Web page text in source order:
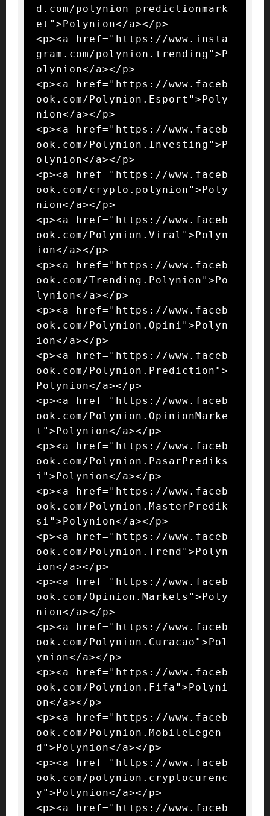
d.com/polynion_predictionmark
et">Polynion</a></p>
<p><a href="https://www.insta
gram.com/polynion.trending">P
olynion</a></p>
<p><a href="https://www.faceb
ook.com/Polynion.Esport">Poly
nion</a></p>
<p><a href="https://www.faceb
ook.com/Polynion.Investing">P
olynion</a></p>
<p><a href="https://www.faceb
ook.com/crypto.polynion">Poly
nion</a></p>
<p><a href="https://www.faceb
ook.com/Polynion.Viral">Polyn
ion</a></p>
<p><a href="https://www.faceb
ook.com/Trending.Polynion">Po
lynion</a></p>
<p><a href="https://www.faceb
ook.com/Polynion.Opini">Polyn
ion</a></p>
<p><a href="https://www.faceb
ook.com/Polynion.Prediction">
Polynion</a></p>
<p><a href="https://www.faceb
ook.com/Polynion.OpinionMarke
t">Polynion</a></p>
<p><a href="https://www.faceb
ook.com/Polynion.PasarPrediks
i">Polynion</a></p>
<p><a href="https://www.faceb
ook.com/Polynion.MasterPredik
si">Polynion</a></p>
<p><a href="https://www.faceb
ook.com/Polynion.Trend">Polyn
ion</a></p>
<p><a href="https://www.faceb
ook.com/Opinion.Markets">Poly
nion</a></p>
<p><a href="https://www.faceb
ook.com/Polynion.Curacao">Pol
ynion</a></p>
<p><a href="https://www.faceb
ook.com/Polynion.Fifa">Polyni
on</a></p>
<p><a href="https://www.faceb
ook.com/Polynion.MobileLegen
d">Polynion</a></p>
<p><a href="https://www.faceb
ook.com/polynion.cryptocurenc
y">Polynion</a></p>
<p><a href="https://www.faceb